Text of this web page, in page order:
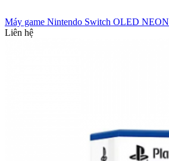
Máy game Nintendo Switch OLED NEON
Liên hệ